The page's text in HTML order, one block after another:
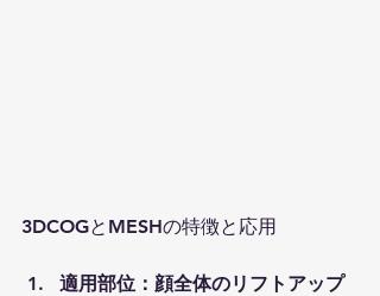
3DCOGとMESHの特徴と応用
適用部位：顔全体のリフトアップ